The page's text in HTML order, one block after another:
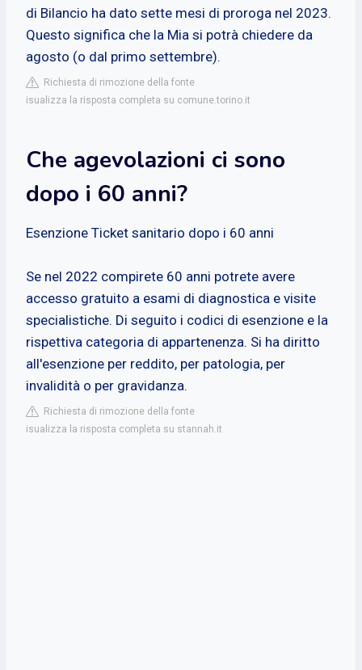
di Bilancio ha dato sette mesi di proroga nel 2023.
Questo significa che la Mia si potrà chiedere da
agosto (o dal primo settembre).
Richiesta di rimozione della fonte
isualizza la risposta completa su comune.torino.it
Che agevolazioni ci sono
dopo i 60 anni?
Esenzione Ticket sanitario dopo i 60 anni
Se nel 2022 compirete 60 anni potrete avere
accesso gratuito a esami di diagnostica e visite
specialistiche. Di seguito i codici di esenzione e la
rispettiva categoria di appartenenza. Si ha diritto
all'esenzione per reddito, per patologia, per
invalidità o per gravidanza.
Richiesta di rimozione della fonte
isualizza la risposta completa su stannah.it